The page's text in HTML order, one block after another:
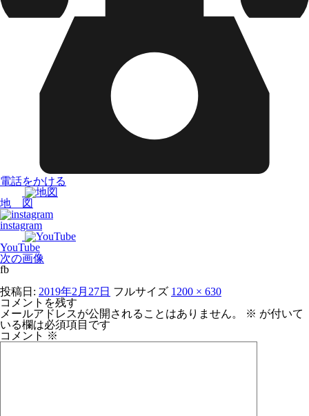
電話をかける
地 図
instagram
YouTube
次の画像
fb
投稿日: 2019年2月27日 フルサイズ 1200 × 630
コメントを残す
メールアドレスが公開されることはありません。
※ が付いて
いる欄は必須項目です
コメント ※